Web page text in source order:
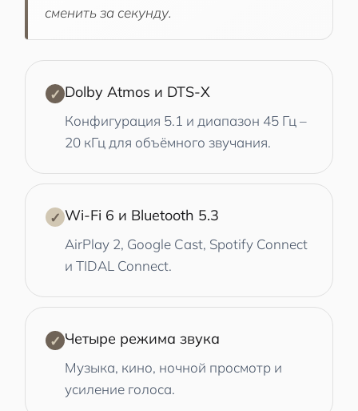
сменить за секунду.
✓ Dolby Atmos и DTS-X
Конфигурация 5.1 и диапазон 45 Гц –
20 кГц для объёмного звучания.
✓ Wi-Fi 6 и Bluetooth 5.3
AirPlay 2, Google Cast, Spotify Connect
и TIDAL Connect.
✓ Четыре режима звука
Музыка, кино, ночной просмотр и
усиление голоса.